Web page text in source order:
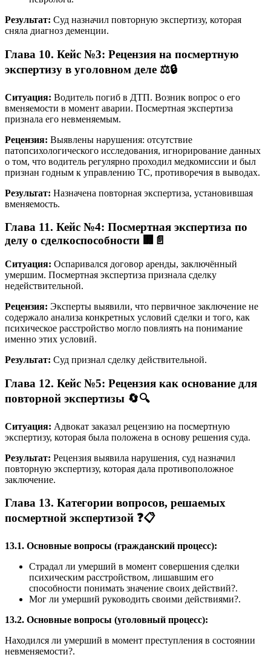
Результат: Суд назначил повторную экспертизу, которая
сняла диагноз деменции.
Глава 10. Кейс №3: Рецензия на посмертную
экспертизу в уголовном деле ⚖️🔒
Ситуация: Водитель погиб в ДТП. Возник вопрос о его
вменяемости в момент аварии. Посмертная экспертиза
признала его невменяемым.
Рецензия: Выявлены нарушения: отсутствие
патопсихологического исследования, игнорирование данных
о том, что водитель регулярно проходил медкомиссии и был
признан годным к управлению ТС, противоречия в выводах.
Результат: Назначена повторная экспертиза, установившая
вменяемость.
Глава 11. Кейс №4: Посмертная экспертиза по
делу о сделкоспособности 🏢📄
Ситуация: Оспаривался договор аренды, заключённый
умершим. Посмертная экспертиза признала сделку
недействительной.
Рецензия: Эксперты выявили, что первичное заключение не
содержало анализа конкретных условий сделки и того, как
психическое расстройство могло повлиять на понимание
именно этих условий.
Результат: Суд признал сделку действительной.
Глава 12. Кейс №5: Рецензия как основание для
повторной экспертизы 🔄🔍
Ситуация: Адвокат заказал рецензию на посмертную
экспертизу, которая была положена в основу решения суда.
Результат: Рецензия выявила нарушения, суд назначил
повторную экспертизу, которая дала противоположное
заключение.
Глава 13. Категории вопросов, решаемых
посмертной экспертизой ❓📋
13.1. Основные вопросы (гражданский процесс):
Страдал ли умерший в момент совершения сделки
психическим расстройством, лишавшим его
способности понимать значение своих действий?.
Мог ли умерший руководить своими действиями?.
13.2. Основные вопросы (уголовный процесс):
Находился ли умерший в момент преступления в состоянии
невменяемости?.